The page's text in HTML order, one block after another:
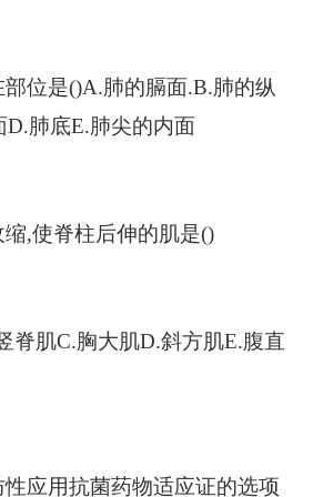
位是()A.肺的膈面.B.肺的纵
D.肺底E.肺尖的内面
,使脊柱后伸的肌是()
脊肌C.胸大肌D.斜方肌E.腹直
性应用抗菌药物适应证的选项